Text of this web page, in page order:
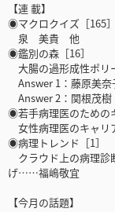
【連 載】
◉マクロクイズ［165］
泉 美貴 他
◉鑑別の森［16］
大腸の過形成性ポリ
Answer 1：藤原美奈
Answer 2：関根茂樹
◉若手病理医のための
女性病理医のキャ
◉病理トレンド［1］
クラウド上の病理診
げ……福嶋敬宜
【今月の話題】